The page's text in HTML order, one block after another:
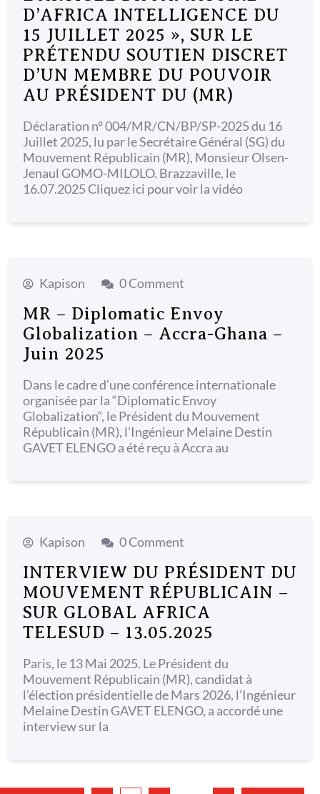
D’AFRICA INTELLIGENCE DU
15 JUILLET 2025 », SUR LE
PRÉTENDU SOUTIEN DISCRET
D’UN MEMBRE DU POUVOIR
AU PRÉSIDENT DU (MR)
Déclaration n° 004/MR/CN/BP/SP-2025 du 16
Juillet 2025, lu par le Secrétaire Général (SG) du
Mouvement Républicain (MR), Monsieur Olsen-
Jenaul GOMO-MILOLO. Brazzaville, le
16.07.2025 Cliquez ici pour voir la vidéo
Kapison 0 Comment
MR – Diplomatic Envoy
Globalization – Accra-Ghana –
Juin 2025
Dans le cadre d’une conférence internationale
organisée par la “Diplomatic Envoy
Globalization“, le Président du Mouvement
Républicain (MR), l’Ingénieur Melaine Destin
GAVET ELENGO a été reçu à Accra au
Kapison 0 Comment
INTERVIEW DU PRÉSIDENT DU
MOUVEMENT RÉPUBLICAIN –
SUR GLOBAL AFRICA
TELESUD – 13.05.2025
Paris, le 13 Mai 2025. Le Président du
Mouvement Républicain (MR), candidat à
l’élection présidentielle de Mars 2026, l’Ingénieur
Melaine Destin GAVET ELENGO, a accordé une
interview sur la